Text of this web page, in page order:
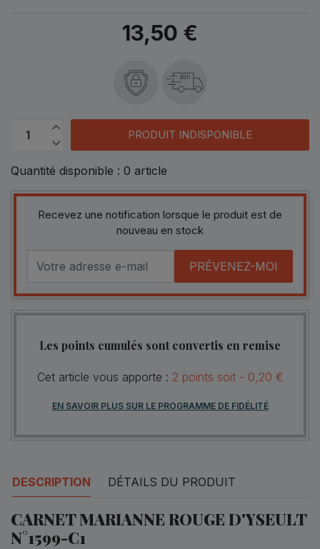
13,50 €
48h
PRODUIT INDISPONIBLE
Quantité disponible : 0 article
Recevez une notification lorsque le produit est de
nouveau en stock
PRÉVENEZ-MOI
Les points cumulés sont convertis en remise
Cet article vous apporte : 2 points soit - 0,20 €
EN SAVOIR PLUS SUR LE PROGRAMME DE FIDÉLITÉ
DESCRIPTION DÉTAILS DU PRODUIT
CARNET MARIANNE ROUGE D'YSEULT
N°1599-C1